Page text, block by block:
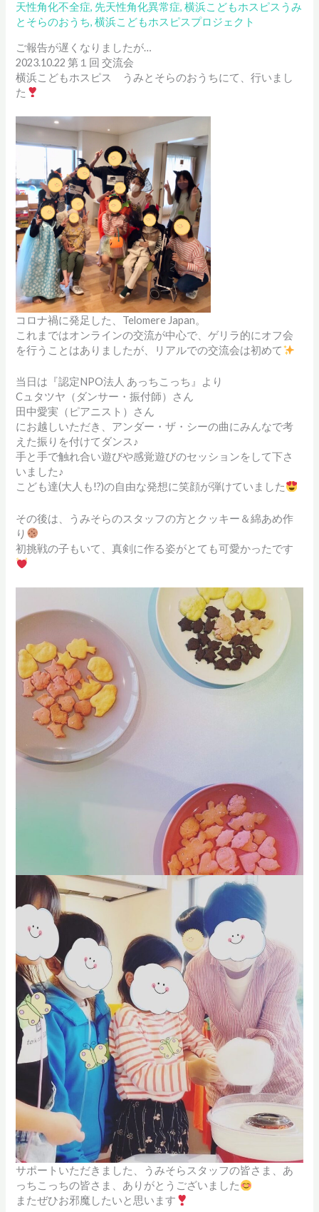
天性角化不全症, 先天性角化異常症,横浜こどもホスピスうみ
とそらのおうち,横浜こどもホスピスプロジェクト
ご報告が遅くなりましたが…
2023.10.22 第１回 交流会
横浜こどもホスピス うみとそらのおうちにて、行いまし
た
コロナ禍に発足した、Telomere Japan。
これまではオンラインの交流が中心で、ゲリラ的にオフ会
を行うことはありましたが、リアルでの交流会は初めて
当日は『認定NPO法人 あっちこっち』より
Cュタツヤ（ダンサー・振付師）さん
田中愛実（ピアニスト）さん
にお越しいただき、アンダー・ザ・シーの曲にみんなで考
えた振りを付けてダンス♪
手と手で触れ合い遊びや感覚遊びのセッションをして下さ
いました♪
こども達(大人も!?)の自由な発想に笑顔が弾けていました
その後は、うみそらのスタッフの方とクッキー＆綿あめ作
り
初挑戦の子もいて、真剣に作る姿がとても可愛かったです
サポートいただきました、うみそらスタッフの皆さま、あ
っちこっちの皆さま、ありがとうございました
またぜひお邪魔したいと思います